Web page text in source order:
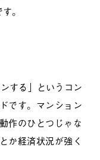
。
する」というコン
です。マンション
作のひとつじゃな
か経済状況が強く